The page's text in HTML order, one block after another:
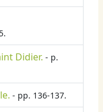
Didier. - p.
- pp. 136-137.